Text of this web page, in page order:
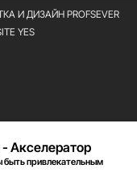
И ДИЗАЙН PROFSEVER
YES
Акселератор
быть привлекательным